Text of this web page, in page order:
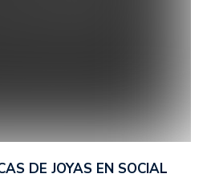
DE JOYAS EN SOCIAL